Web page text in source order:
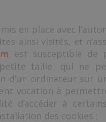
en place avec
ainsi visités, et
est susceptible de
petite taille, qui ne
d’un ordinateur sur
vocation à
d’accéder à
des cookies :